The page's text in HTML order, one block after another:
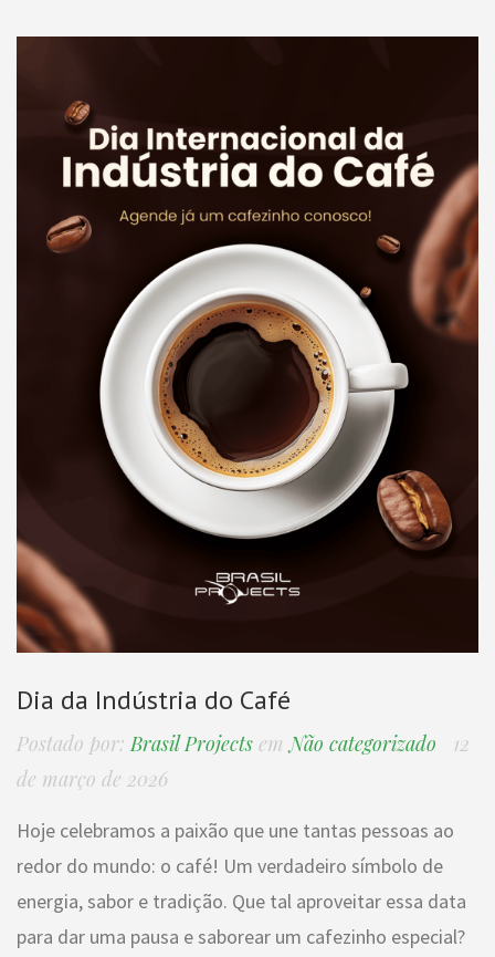
Dia da Indústria do Café
Postado por: Brasil Projects em Não categorizado
12
de março de 2026
Hoje celebramos a paixão que une tantas pessoas ao
redor do mundo: o café! Um verdadeiro símbolo de
energia, sabor e tradição. Que tal aproveitar essa data
para dar uma pausa e saborear um cafezinho especial?